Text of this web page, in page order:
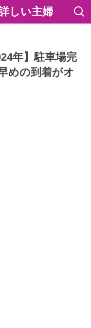
しい主婦
年】駐車場完
めの到着がオ